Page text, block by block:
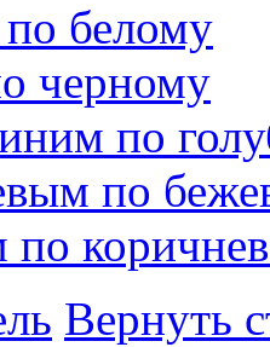
белому
черному
по
по
по
Вернуть